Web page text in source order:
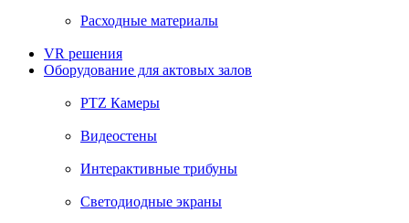
Расходные материалы
VR решения
Оборудование для актовых залов
PTZ Камеры
Видеостены
Интерактивные трибуны
Светодиодные экраны